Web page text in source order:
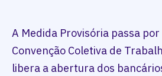
A Medida Provisória passa
Convenção Coletiva de
libera a abertura dos